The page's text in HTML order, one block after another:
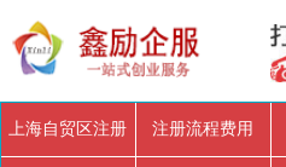
上海自贸区注册 注册流程费用